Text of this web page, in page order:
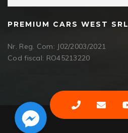
PREMIUM CARS WEST SRL
Nr. Reg. Com: J02/2003/2021
Cod fiscal: RO45213220
Facebook Messenger